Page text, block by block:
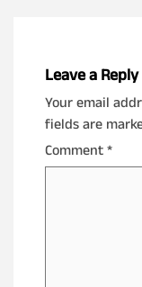
Leave a Reply
Your email
fields are
Comment*